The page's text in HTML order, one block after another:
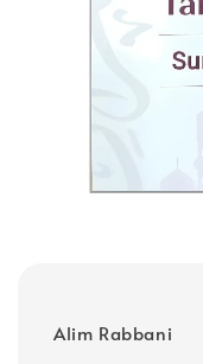
Alim Rabbani